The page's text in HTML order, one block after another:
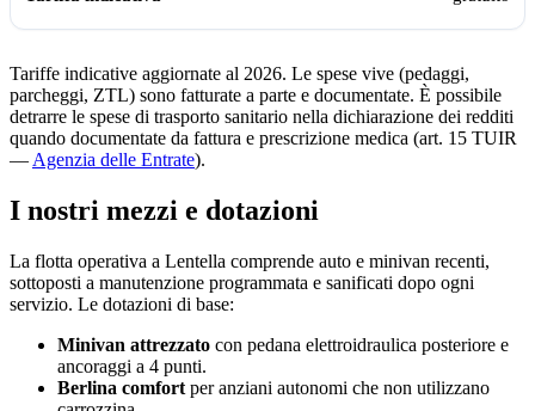
Tariffe indicative aggiornate al 2026. Le spese vive (pedaggi,
parcheggi, ZTL) sono fatturate a parte e documentate. È possibile
detrarre le spese di trasporto sanitario nella dichiarazione dei redditi
quando documentate da fattura e prescrizione medica (art. 15 TUIR
— Agenzia delle Entrate).
I nostri mezzi e dotazioni
La flotta operativa a Lentella comprende auto e minivan recenti,
sottoposti a manutenzione programmata e sanificati dopo ogni
servizio. Le dotazioni di base:
Minivan attrezzato con pedana elettroidraulica posteriore e
ancoraggi a 4 punti.
Berlina comfort per anziani autonomi che non utilizzano